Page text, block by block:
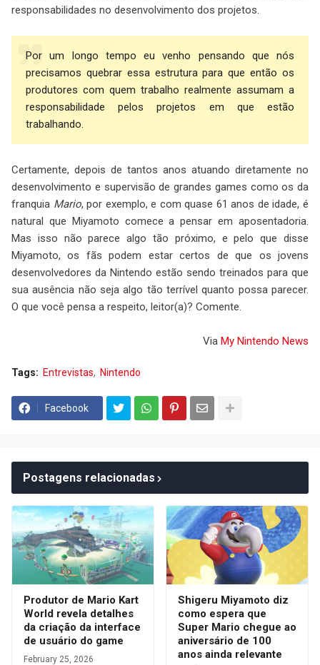
responsabilidades no desenvolvimento dos projetos.
Por um longo tempo eu venho pensando que nós
precisamos quebrar essa estrutura para que então os
produtores com quem trabalho realmente assumam a
responsabilidade pelos projetos em que estão
trabalhando.
Certamente, depois de tantos anos atuando diretamente no
desenvolvimento e supervisão de grandes games como os da
franquia Mario, por exemplo, e com quase 61 anos de idade, é
natural que Miyamoto comece a pensar em aposentadoria.
Mas isso não parece algo tão próximo, e pelo que disse
Miyamoto, os fãs podem estar certos de que os jovens
desenvolvedores da Nintendo estão sendo treinados para que
sua ausência não seja algo tão terrível quanto possa parecer.
O que você pensa a respeito, leitor(a)? Comente.
Via My Nintendo News
Tags: Entrevistas Nintendo
Facebook
Postagens relacionadas
Produtor de Mario Kart
World revela detalhes
da criação da interface
de usuário do game
February 25, 2026
Shigeru Miyamoto diz
como espera que
Super Mario chegue ao
aniversário de 100
anos ainda relevante